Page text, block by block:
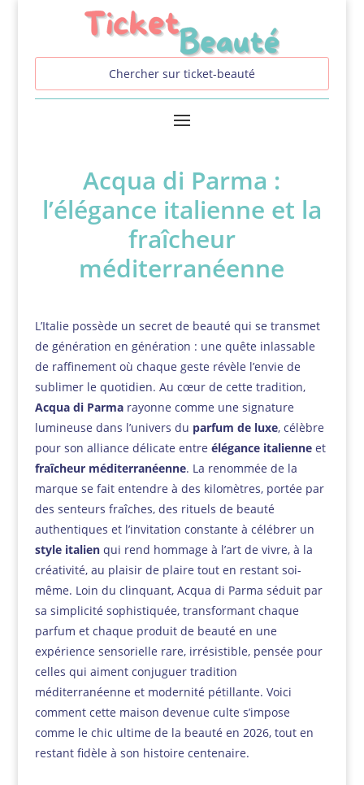
Acqua di Parma :
l’élégance italienne et la
fraîcheur
méditerranéenne
L’Italie possède un secret de beauté qui se transmet
de génération en génération : une quête inlassable
de raffinement où chaque geste révèle l’envie de
sublimer le quotidien. Au cœur de cette tradition,
Acqua di Parmarayonne comme une signature
lumineuse dans l’univers du parfum de luxe, célèbre
pour son alliance délicate entre élégance italienneet
fraîcheur méditerranéenne. La renommée de la
marque se fait entendre à des kilomètres, portée par
des senteurs fraîches, des rituels de beauté
authentiques et l’invitation constante à célébrer un
style italienqui rend hommage à l’art de vivre, à la
créativité, au plaisir de plaire tout en restant soi-
même. Loin du clinquant, Acqua di Parma séduit par
sa simplicité sophistiquée, transformant chaque
parfum et chaque produit de beauté en une
expérience sensorielle rare, irrésistible, pensée pour
celles qui aiment conjuguer tradition
méditerranéenne et modernité pétillante. Voici
comment cette maison devenue culte s’impose
comme le chic ultime de la beauté en 2026, tout en
restant fidèle à son histoire centenaire.